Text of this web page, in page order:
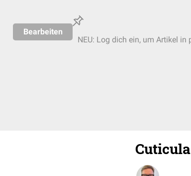
Bearbeiten
NEU: Log dich ein, um Artikel